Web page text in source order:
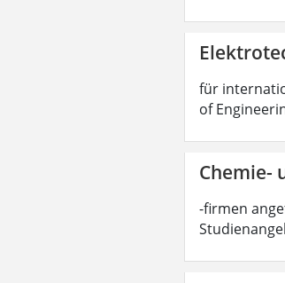
für
of
Chemie-
-firmen